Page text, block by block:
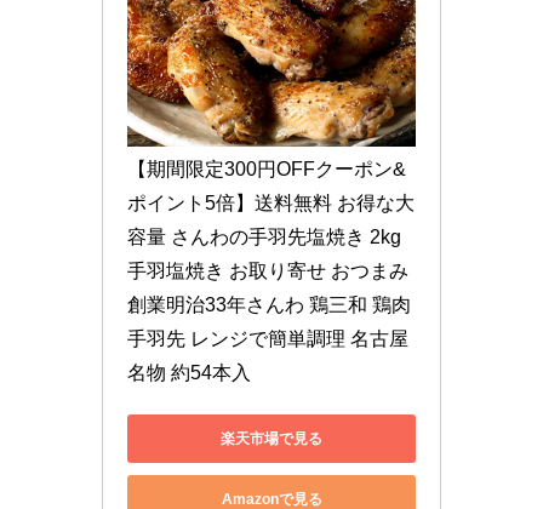
【期間限定300円OFFクーポン&
ポイント5倍】送料無料 お得な大
容量 さんわの手羽先塩焼き 2kg
手羽塩焼き お取り寄せ おつまみ
創業明治33年さんわ 鶏三和 鶏肉
手羽先 レンジで簡単調理 名古屋
名物 約54本入
楽天市場で見る
Amazonで見る